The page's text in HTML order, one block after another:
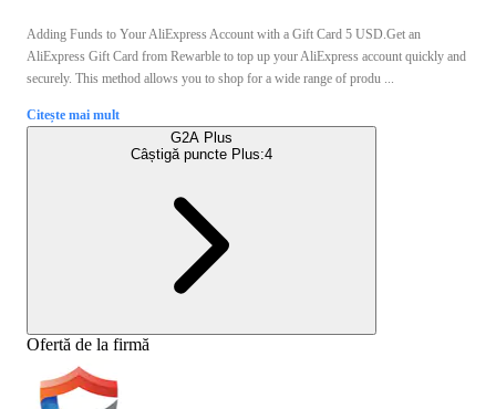
Adding Funds to Your AliExpress Account with a Gift Card 5 USD.Get an
AliExpress Gift Card from Rewarble to top up your AliExpress account quickly and
securely. This method allows you to shop for a wide range of produ ...
Citește mai mult
G2A Plus
Câștigă puncte Plus:4
Ofertă de la firmă